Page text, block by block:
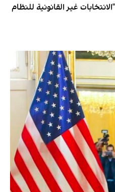
غير القانونية للنظام